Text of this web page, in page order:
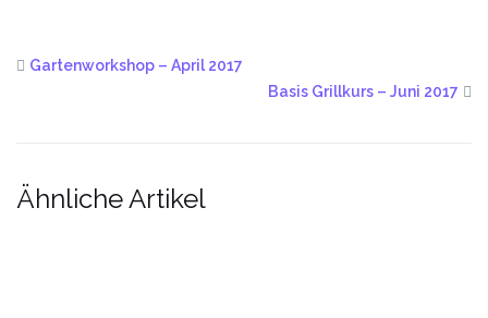
Gartenworkshop – April 2017
Basis Grillkurs – Juni 2017
Ähnliche Artikel